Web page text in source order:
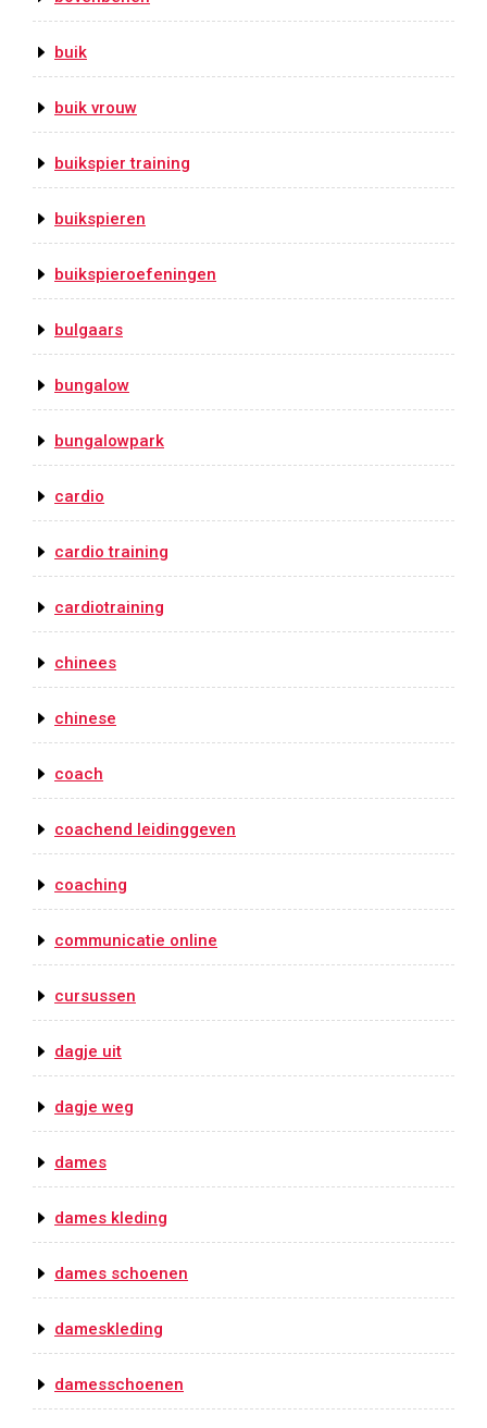
buik
buik vrouw
buikspier training
buikspieren
buikspieroefeningen
bulgaars
bungalow
bungalowpark
cardio
cardio training
cardiotraining
chinees
chinese
coach
coachend leidinggeven
coaching
communicatie online
cursussen
dagje uit
dagje weg
dames
dames kleding
dames schoenen
dameskleding
damesschoenen